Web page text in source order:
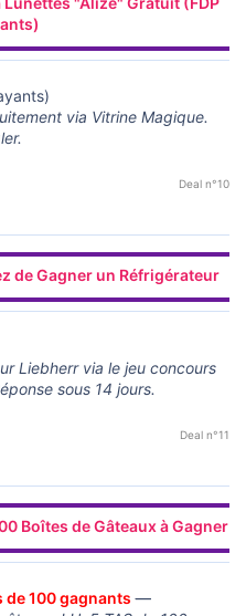
via Vitrine Magique.
Deal n°10
de Gagner un Réfrigérateur
Liebherr via le jeu concours
sous 14 jours.
Deal n°11
Boîtes de Gâteaux à Gagner
de 100 gagnants —